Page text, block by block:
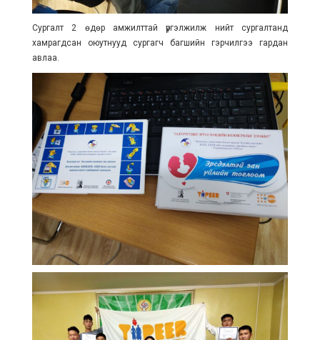
Сургалт 2 өдөр амжилттай үргэлжилж нийт сургалтанд
хамрагдсан оюутнууд сургагч багшийн гэрчилгээ гардан
авлаа.